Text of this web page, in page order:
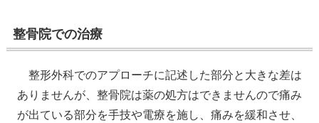
整骨院での治療
整形外科でのアプローチに記述した部分と大きな差は
ありませんが、整骨院は薬の処方はできませんので痛み
が出ている部分を手技や電療を施し、痛みを緩和させ、